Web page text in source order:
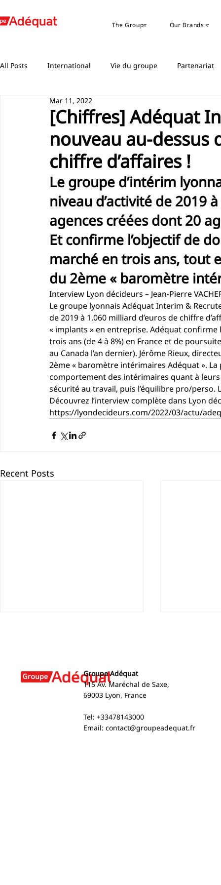
The Group▿ Our Brands ▿
All Posts International Vie du groupe Partenariat
[Chiffres] Adéquat
nouveau au-dessus
chiffre d’affaires !
Mar 11, 2022
Le groupe d’intérim
niveau d’activité de 2019
agences créées dont 20
Et confirme l’objectif de
marché en trois ans, tout
du 2ème « baromètre
Interview Lyon décideurs – Jean-Pierre
Le groupe lyonnais Adéquat Interim &
de 2019 à 1,060 milliard d’euros de chiffre
« implants » en entreprise. Adéquat
trois ans (de 4 à 8%) en France et de
au Canada l’an dernier). Jérôme Rieux,
2ème « baromètre intérimaires Adéquat ».
comportement des intérimaires quant à
sécurité au travail, puis l’équilibre pro/perso.
Découvrez l’interview complète dans Lyon
https://lyondecideurs.com/2022/03/actu/
Recent Posts
Environmental Performance
Groupe
the Future
Groupe Adéquat
115 Av. Maréchal de Saxe,
69003 Lyon, France
Tel: +33478143000
Email: contact@groupeadequat.fr